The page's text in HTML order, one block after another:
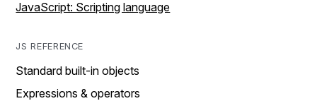
JavaScript: Scripting language
JS REFERENCE
Standard built-in objects
Expressions & operators